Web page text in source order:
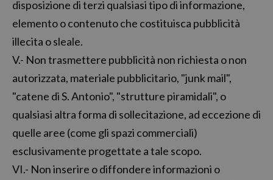
disposizione di terzi qualsiasi tipo di informazione,
elemento o contenuto che costituisca pubblicità
illecita o sleale.
V.- Non trasmettere pubblicità non richiesta o non
autorizzata, materiale pubblicitario, "junk mail",
"catene di S. Antonio", "strutture piramidali", o
qualsiasi altra forma di sollecitazione, ad eccezione di
quelle aree (come gli spazi commerciali)
esclusivamente progettate a tale scopo.
VI.- Non inserire o diffondere informazioni o